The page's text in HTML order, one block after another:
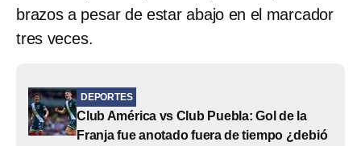
brazos a pesar de estar abajo en el marcador
tres veces.
DEPORTES
Club América vs Club Puebla: Gol de la
Franja fue anotado fuera de tiempo ¿debió